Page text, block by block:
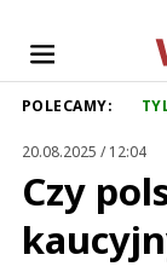
POLECAMY:
20.08.2025 / 12:04
Czy